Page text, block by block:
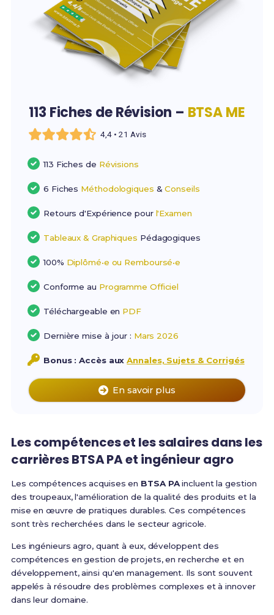
113 Fiches de Révision – BTSA ME
4,4 • 21 Avis
113 Fiches de Révisions
6 Fiches Méthodologiques &Conseils
Retours d'Expérience pour l'Examen
Tableaux & Graphiques Pédagogiques
100% Diplômé•e ou Remboursé•e
Conforme au Programme Officiel
Téléchargeable en PDF
Dernière mise à jour : Mars 2026
Bonus : Accès auxAnnales, Sujets & Corrigés
En savoir plus
Les compétences et les salaires dans les
carrières BTSA PA et ingénieur agro
Les compétences acquises en BTSA PAincluent la gestion
des troupeaux, l'amélioration de la qualité des produits et la
mise en œuvre de pratiques durables. Ces compétences
sont très recherchées dans le secteur agricole.
Les ingénieurs agro, quant à eux, développent des
compétences en gestion de projets, en recherche et en
développement, ainsi qu'en management. Ils sont souvent
appelés à résoudre des problèmes complexes et à innover
dans leur domaine.